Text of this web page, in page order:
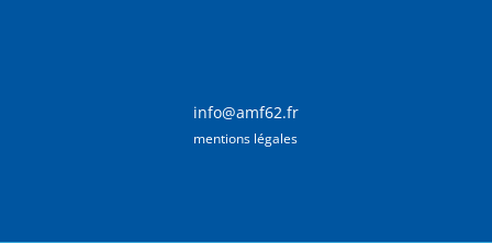
info@amf62.fr
mentions légales